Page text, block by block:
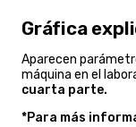
Gráfica
Aparecen
máquina en el
cuarta parte.
*Para más